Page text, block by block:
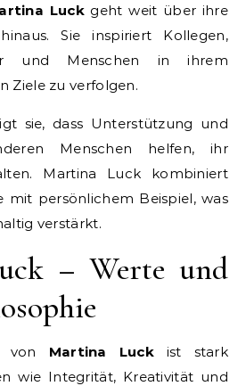
Luckgeht weit über ihre
Sie inspiriert Kollegen,
und Menschen in ihrem
Ziele zu verfolgen.
sie, dass Unterstützung und
Menschen helfen, ihr
Martina Luck kombiniert
mit persönlichem Beispiel, was
verstärkt.
– Werte und
von Martina Luckist stark
wie Integrität, Kreativität und